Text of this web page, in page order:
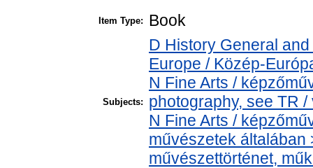
Item Type: Book
Subjects:
D History General
Europe / Közép-
N Fine Arts /
photography, see TR
N Fine Arts /
művészetek általában
művészettörténet,